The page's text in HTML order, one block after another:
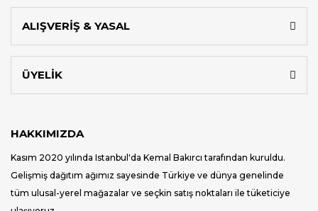
ALIŞVERİŞ & YASAL
ÜYELİK
HAKKIMIZDA
Kasım 2020 yılında Istanbul'da Kemal Bakırcı tarafından kuruldu.
Gelişmiş dağıtım ağımız sayesinde Türkiye ve dünya genelinde
tüm ulusal-yerel mağazalar ve seçkin satış noktaları ile tüketiciye